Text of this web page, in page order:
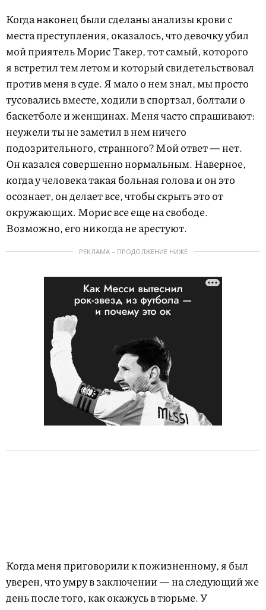
Когда наконец были сделаны анализы крови с
места преступления, оказалось, что девочку убил
мой приятель Морис Такер, тот самый, которого
я встретил тем летом и который свидетельствовал
против меня в суде. Я мало о нем знал, мы просто
тусовались вместе, ходили в спортзал, болтали о
баскетболе и женщинах. Меня часто спрашивают:
неужели ты не заметил в нем ничего
подозрительного, странного? Мой ответ — нет.
Он казался совершенно нормальным. Наверное,
когда у человека такая больная голова и он это
осознает, он делает все, чтобы скрыть это от
окружающих. Морис все еще на свободе.
Возможно, его никогда не арестуют.
РЕКЛАМА – ПРОДОЛЖЕНИЕ НИЖЕ
Когда меня приговорили к пожизненному, я был
уверен, что умру в заключении — на следующий же
день после того, как окажусь в тюрьме. У